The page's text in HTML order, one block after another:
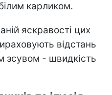
карликом.
яскравості цих
відстань
зсувом - швидкість